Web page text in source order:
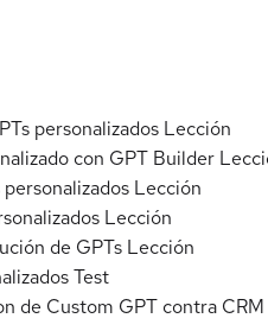
personalizados Lección
con GPT Builder
Lección
Lección
de GPTs Lección
Test
de Custom GPT contra CRM